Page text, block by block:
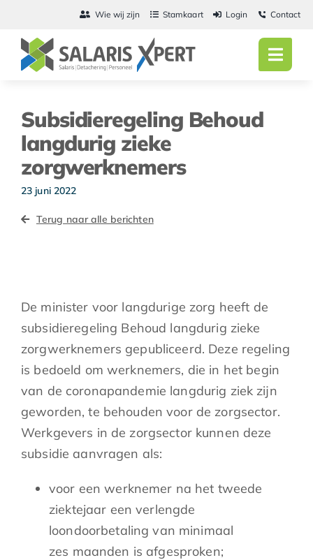
inhoud
Wie wij zijn Stamkaart Login Contact
Subsidieregeling Behoud
langdurig zieke
zorgwerknemers
23 juni 2022
Terug naar alle berichten
De minister voor langdurige zorg heeft de
subsidieregeling Behoud langdurig zieke
zorgwerknemers gepubliceerd. Deze regeling
is bedoeld om werknemers, die in het begin
van de coronapandemie langdurig ziek zijn
geworden, te behouden voor de zorgsector.
Werkgevers in de zorgsector kunnen deze
subsidie aanvragen als:
voor een werknemer na het tweede
ziektejaar een verlengde
loondoorbetaling van minimaal
zes maanden is afgesproken;